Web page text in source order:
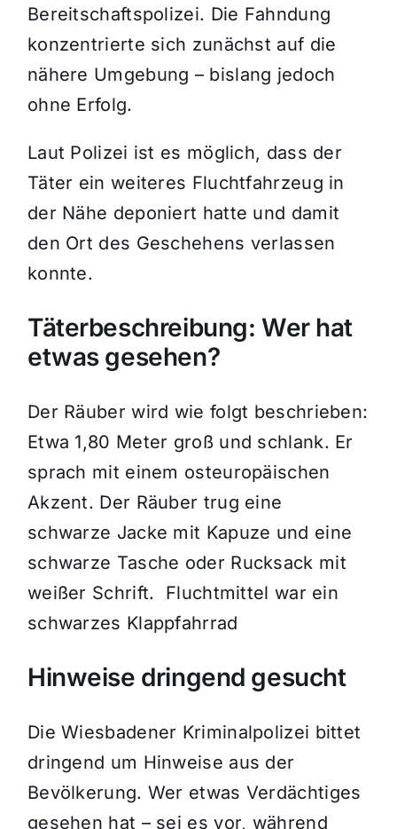
Bereitschaftspolizei. Die Fahndung
konzentrierte sich zunächst auf die
nähere Umgebung – bislang jedoch
ohne Erfolg.
Laut Polizei ist es möglich, dass der
Täter ein weiteres Fluchtfahrzeug in
der Nähe deponiert hatte und damit
den Ort des Geschehens verlassen
konnte.
Täterbeschreibung: Wer hat
etwas gesehen?
Der Räuber wird wie folgt beschrieben:
Etwa 1,80 Meter groß und schlank. Er
sprach mit einem osteuropäischen
Akzent. Der Räuber trug eine
schwarze Jacke mit Kapuze und eine
schwarze Tasche oder Rucksack mit
weißer Schrift. Fluchtmittel war ein
schwarzes Klappfahrrad
Hinweise dringend gesucht
Die Wiesbadener Kriminalpolizei bittet
dringend um Hinweise aus der
Bevölkerung. Wer etwas Verdächtiges
gesehen hat – sei es vor, während